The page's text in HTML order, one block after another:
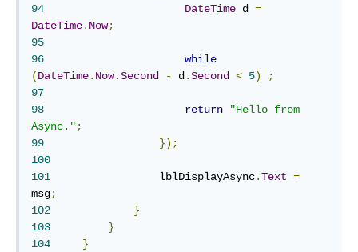
94
DateTime d =
DateTime. Now;
95
96
while
(DateTime. Now.Second - d .Second < 5)
;
97
98
return
"Hello from
Async." ;
99
});
100
101
	            lblDisplayAsync
.Text =
msg;
102
}
103
}
104
}